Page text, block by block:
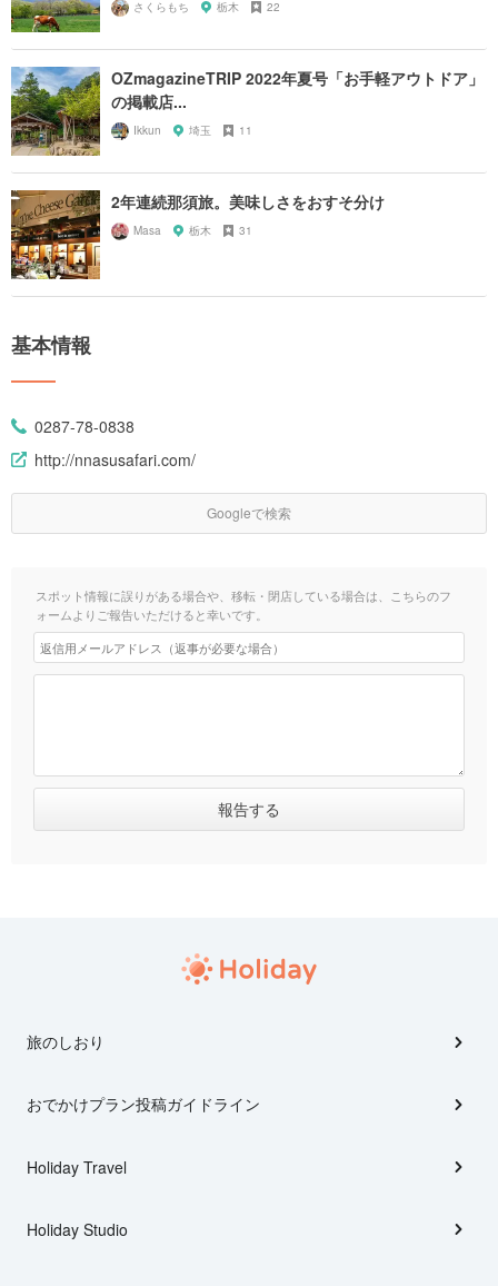
さくらもち 栃木 22
OZmagazineTRIP 2022年夏号「お手軽アウトドア」
の掲載店...
Ikkun 埼玉 11
2年連続那須旅。美味しさをおすそ分け
Masa 栃木 31
基本情報
0287-78-0838
http://nnasusafari.com/
Googleで検索
スポット情報に誤りがある場合や、移転・閉店している場合は、こちらのフ
ォームよりご報告いただけると幸いです。
旅のしおり
おでかけプラン投稿ガイドライン
Holiday Travel
Holiday Studio